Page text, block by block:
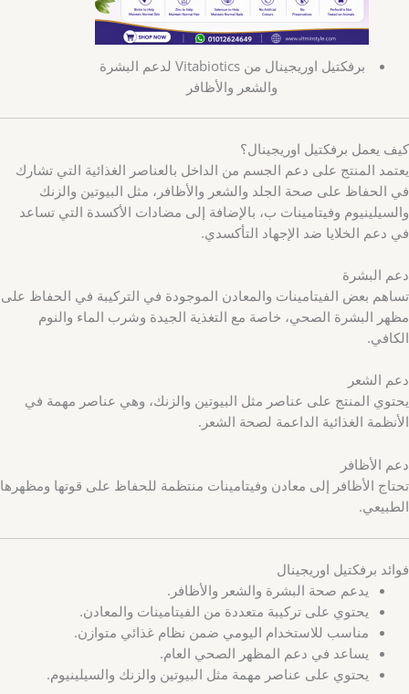
برفكتيل اوريجينال من Vitabiotics لدعم البشرة
والشعر والأظافر
كيف يعمل برفكتيل اوريجينال؟
يعتمد المنتج على دعم الجسم من الداخل بالعناصر الغذائية التي تشارك
في الحفاظ على صحة الجلد والشعر والأظافر، مثل البيوتين والزنك
والسيلينيوم وفيتامينات ب، بالإضافة إلى مضادات الأكسدة التي تساعد
في دعم الخلايا ضد الإجهاد التأكسدي.
دعم البشرة
تساهم بعض الفيتامينات والمعادن الموجودة في التركيبة في الحفاظ على
مظهر البشرة الصحي، خاصة مع التغذية الجيدة وشرب الماء والنوم
الكافي.
دعم الشعر
يحتوي المنتج على عناصر مثل البيوتين والزنك، وهي عناصر مهمة في
الأنظمة الغذائية الداعمة لصحة الشعر.
دعم الأظافر
تحتاج الأظافر إلى معادن وفيتامينات منتظمة للحفاظ على قوتها ومظهرها
الطبيعي.
فوائد برفكتيل اوريجينال
يدعم صحة البشرة والشعر والأظافر.
يحتوي على تركيبة متعددة من الفيتامينات والمعادن.
مناسب للاستخدام اليومي ضمن نظام غذائي متوازن.
يساعد في دعم المظهر الصحي العام.
يحتوي على عناصر مهمة مثل البيوتين والزنك والسيلينيوم.